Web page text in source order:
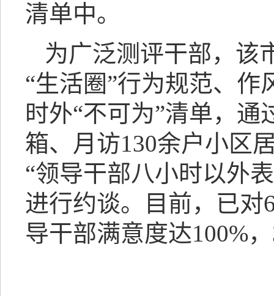
清单中。
为广泛测评干部，该
“生活圈”行为规范、
时外“不可为”清单，通
箱、月访130余户小区
“领导干部八小时以外
进行约谈。目前，已对
导干部满意度达100%